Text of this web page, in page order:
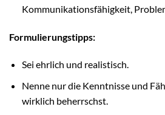
Kommunikationsfähigkeit,
Formulierungstipps:
Sei ehrlich und realistisch.
Nenne nur die Kenntnisse und
wirklich beherrschst.